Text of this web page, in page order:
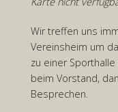
Wir treffen uns
Vereinsheim um
zu einer
beim Vorstand,
Besprechen.